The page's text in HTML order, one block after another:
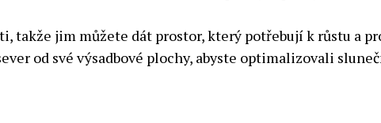
takže jim můžete dát prostor, který potřebují k růstu a
od své výsadbové plochy, abyste optimalizovali